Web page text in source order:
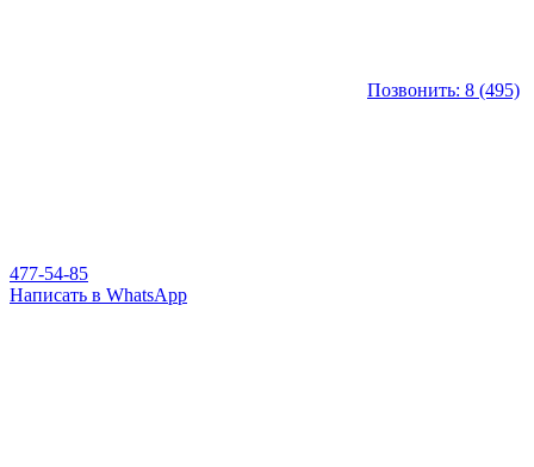
Позвонить: 8 (495)
477-54-85
Написать в WhatsApp